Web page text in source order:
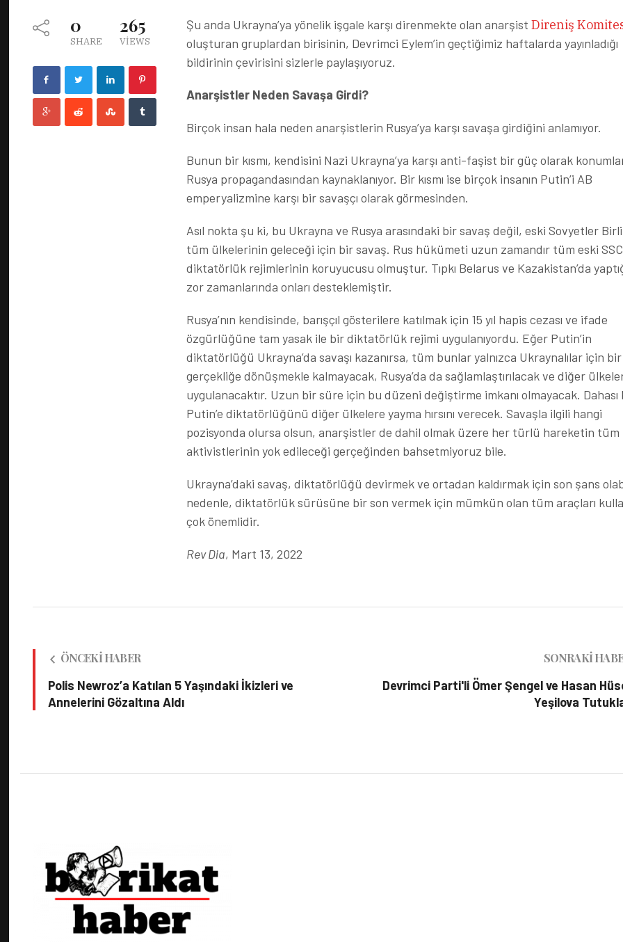
0
SHARE
265
VIEWS
Şu anda Ukrayna’ya yönelik işgale karşı direnmekte olan anarşist Direniş
oluşturan gruplardan birisinin, Devrimci Eylem’in geçtiğimiz haftalarda yayınladığı
bildirinin çevirisini sizlerle paylaşıyoruz.
Anarşistler Neden Savaşa Girdi?
Birçok insan hala neden anarşistlerin Rusya’ya karşı savaşa girdiğini anlamıyor.
Bunun bir kısmı, kendisini Nazi Ukrayna’ya karşı anti-faşist bir güç olarak
Rusya propagandasından kaynaklanıyor. Bir kısmı ise birçok insanın Putin’i AB
emperyalizmine karşı bir savaşçı olarak görmesinden.
Asıl nokta şu ki, bu Ukrayna ve Rusya arasındaki bir savaş değil, eski Sovyetler
tüm ülkelerinin geleceği için bir savaş. Rus hükümeti uzun zamandır tüm eski
diktatörlük rejimlerinin koruyucusu olmuştur. Tıpkı Belarus ve Kazakistan’da
zor zamanlarında onları desteklemiştir.
Rusya’nın kendisinde, barışçıl gösterilere katılmak için 15 yıl hapis cezası ve ifade
özgürlüğüne tam yasak ile bir diktatörlük rejimi uygulanıyordu. Eğer Putin’in
diktatörlüğü Ukrayna’da savaşı kazanırsa, tüm bunlar yalnızca Ukraynalılar için bir
gerçekliğe dönüşmekle kalmayacak, Rusya’da da sağlamlaştırılacak ve diğer
uygulanacaktır. Uzun bir süre için bu düzeni değiştirme imkanı olmayacak. Dahası
Putin’e diktatörlüğünü diğer ülkelere yayma hırsını verecek. Savaşla ilgili hangi
pozisyonda olursa olsun, anarşistler de dahil olmak üzere her türlü hareketin tüm
aktivistlerinin yok edileceği gerçeğinden bahsetmiyoruz bile.
Ukrayna’daki savaş, diktatörlüğü devirmek ve ortadan kaldırmak için son şans
nedenle, diktatörlük sürüsüne bir son vermek için mümkün olan tüm araçları
çok önemlidir.
Rev Dia, Mart 13, 2022
ÖNCEKI HABER
Polis Newroz’a Katılan 5 Yaşındaki İkizleri ve
Annelerini Gözaltına Aldı
SONRAKI
Devrimci Parti'li Ömer Şengel ve Hasan
Yeşilova